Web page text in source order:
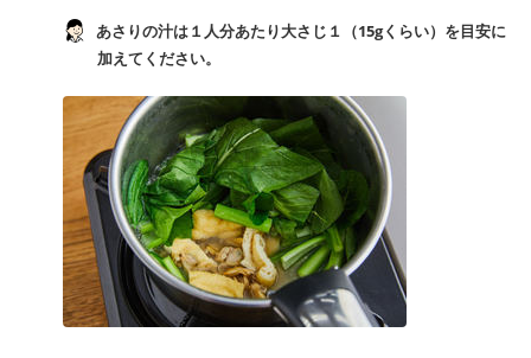
あさりの汁は１人分あたり大さじ１（15gくらい）を目安に
加えてください。